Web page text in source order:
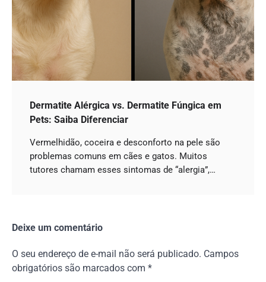
Dermatite Alérgica vs. Dermatite Fúngica em
Pets: Saiba Diferenciar
Vermelhidão, coceira e desconforto na pele são
problemas comuns em cães e gatos. Muitos
tutores chamam esses sintomas de “alergia”,…
Deixe um comentário
O seu endereço de e-mail não será publicado. Campos
obrigatórios são marcados com *